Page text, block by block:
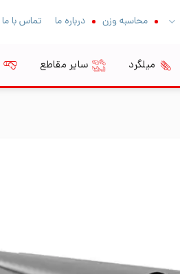
محاسبه وزن درباره ما تماس با ما
میلگرد سایر مقاطع